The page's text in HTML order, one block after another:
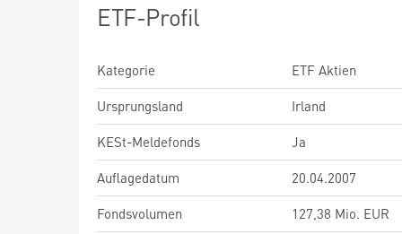
ETF-Profil
Kategorie
ETF Aktien
Ursprungsland
Irland
KESt-Meldefonds
Ja
Auflagedatum
20.04.2007
Fondsvolumen
127,38 Mio. EUR